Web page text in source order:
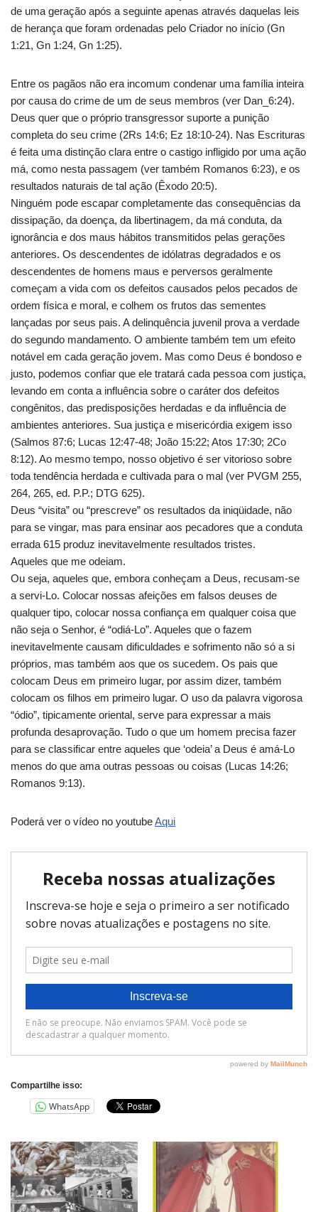
de uma geração após a seguinte apenas através daquelas leis
de herança que foram ordenadas pelo Criador no início (Gn
1:21, Gn 1:24, Gn 1:25).
Entre os pagãos não era incomum condenar uma família inteira
por causa do crime de um de seus membros (ver Dan_6:24).
Deus quer que o próprio transgressor suporte a punição
completa do seu crime (2Rs 14:6; Ez 18:10-24). Nas Escrituras
é feita uma distinção clara entre o castigo infligido por uma ação
má, como nesta passagem (ver também Romanos 6:23), e os
resultados naturais de tal ação (Êxodo 20:5).
Ninguém pode escapar completamente das consequências da
dissipação, da doença, da libertinagem, da má conduta, da
ignorância e dos maus hábitos transmitidos pelas gerações
anteriores. Os descendentes de idólatras degradados e os
descendentes de homens maus e perversos geralmente
começam a vida com os defeitos causados ​​pelos pecados de
ordem física e moral, e colhem os frutos das sementes
lançadas por seus pais. A delinquência juvenil prova a verdade
do segundo mandamento. O ambiente também tem um efeito
notável em cada geração jovem. Mas como Deus é bondoso e
justo, podemos confiar que ele tratará cada pessoa com justiça,
levando em conta a influência sobre o caráter dos defeitos
congênitos, das predisposições herdadas e da influência de
ambientes anteriores. Sua justiça e misericórdia exigem isso
(Salmos 87:6; Lucas 12:47-48; João 15:22; Atos 17:30; 2Co
8:12). Ao mesmo tempo, nosso objetivo é ser vitorioso sobre
toda tendência herdada e cultivada para o mal (ver PVGM 255,
264, 265, ed. P.P.; DTG 625).
Deus “visita” ou “prescreve” os resultados da iniqüidade, não
para se vingar, mas para ensinar aos pecadores que a conduta
errada 615 produz inevitavelmente resultados tristes.
Aqueles que me odeiam.
Ou seja, aqueles que, embora conheçam a Deus, recusam-se
a servi-Lo. Colocar nossas afeições em falsos deuses de
qualquer tipo, colocar nossa confiança em qualquer coisa que
não seja o Senhor, é “odiá-Lo”. Aqueles que o fazem
inevitavelmente causam dificuldades e sofrimento não só a si
próprios, mas também aos que os sucedem. Os pais que
colocam Deus em primeiro lugar, por assim dizer, também
colocam os filhos em primeiro lugar. O uso da palavra vigorosa
“ódio”, tipicamente oriental, serve para expressar a mais
profunda desaprovação. Tudo o que um homem precisa fazer
para se classificar entre aqueles que ‘odeia’ a Deus é amá-Lo
menos do que ama outras pessoas ou coisas (Lucas 14:26;
Romanos 9:13).
Poderá ver o vídeo no youtubeAqui
Compartilhe isso:
WhatsApp